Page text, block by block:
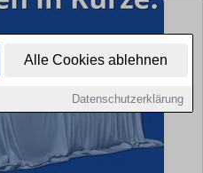
Alle Cookies ablehnen
Datenschutzerklärung